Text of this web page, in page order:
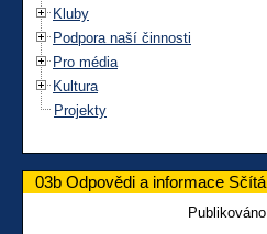
Kluby
Podpora naší činnosti
Pro média
Kultura
Projekty
03b Odpovědi a informace